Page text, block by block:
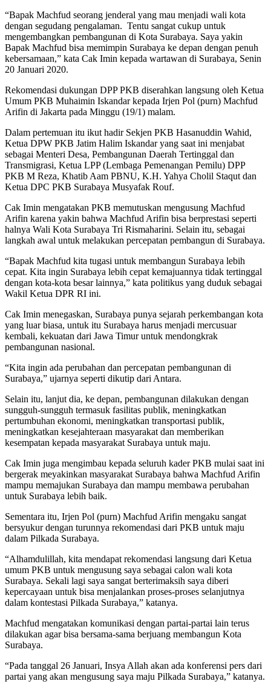
“Bapak Machfud seorang jenderal yang mau menjadi wali kota
dengan segudang pengalaman. Tentu sangat cukup untuk
mengembangkan pembangunan di Kota Surabaya. Saya yakin
Bapak Machfud bisa memimpin Surabaya ke depan dengan penuh
kebersamaan,” kata Cak Imin kepada wartawan di Surabaya, Senin
20 Januari 2020.
Rekomendasi dukungan DPP PKB diserahkan langsung oleh Ketua
Umum PKB Muhaimin Iskandar kepada Irjen Pol (purn) Machfud
Arifin di Jakarta pada Minggu (19/1) malam.
Dalam pertemuan itu ikut hadir Sekjen PKB Hasanuddin Wahid,
Ketua DPW PKB Jatim Halim Iskandar yang saat ini menjabat
sebagai Menteri Desa, Pembangunan Daerah Tertinggal dan
Transmigrasi, Ketua LPP (Lembaga Pemenangan Pemilu) DPP
PKB M Reza, Khatib Aam PBNU, K.H. Yahya Cholil Staqut dan
Ketua DPC PKB Surabaya Musyafak Rouf.
Cak Imin mengatakan PKB memutuskan mengusung Machfud
Arifin karena yakin bahwa Machfud Arifin bisa berprestasi seperti
halnya Wali Kota Surabaya Tri Rismaharini. Selain itu, sebagai
langkah awal untuk melakukan percepatan pembangun di Surabaya.
“Bapak Machfud kita tugasi untuk membangun Surabaya lebih
cepat. Kita ingin Surabaya lebih cepat kemajuannya tidak tertinggal
dengan kota-kota besar lainnya,” kata politikus yang duduk sebagai
Wakil Ketua DPR RI ini.
Cak Imin menegaskan, Surabaya punya sejarah perkembangan kota
yang luar biasa, untuk itu Surabaya harus menjadi mercusuar
kembali, kekuatan dari Jawa Timur untuk mendongkrak
pembangunan nasional.
“Kita ingin ada perubahan dan percepatan pembangunan di
Surabaya,” ujarnya seperti dikutip dari Antara.
Selain itu, lanjut dia, ke depan, pembangunan dilakukan dengan
sungguh-sungguh termasuk fasilitas publik, meningkatkan
pertumbuhan ekonomi, meningkatkan transportasi publik,
meningkatkan kesejahteraan masyarakat dan memberikan
kesempatan kepada masyarakat Surabaya untuk maju.
Cak Imin juga mengimbau kepada seluruh kader PKB mulai saat ini
bergerak meyakinkan masyarakat Surabaya bahwa Machfud Arifin
mampu memajukan Surabaya dan mampu membawa perubahan
untuk Surabaya lebih baik.
Sementara itu, Irjen Pol (purn) Machfud Arifin mengaku sangat
bersyukur dengan turunnya rekomendasi dari PKB untuk maju
dalam Pilkada Surabaya.
“Alhamdulillah, kita mendapat rekomendasi langsung dari Ketua
umum PKB untuk mengusung saya sebagai calon wali kota
Surabaya. Sekali lagi saya sangat berterimaksih saya diberi
kepercayaan untuk bisa menjalankan proses-proses selanjutnya
dalam kontestasi Pilkada Surabaya,” katanya.
Machfud mengatakan komunikasi dengan partai-partai lain terus
dilakukan agar bisa bersama-sama berjuang membangun Kota
Surabaya.
“Pada tanggal 26 Januari, Insya Allah akan ada konferensi pers dari
partai yang akan mengusung saya maju Pilkada Surabaya,” katanya.